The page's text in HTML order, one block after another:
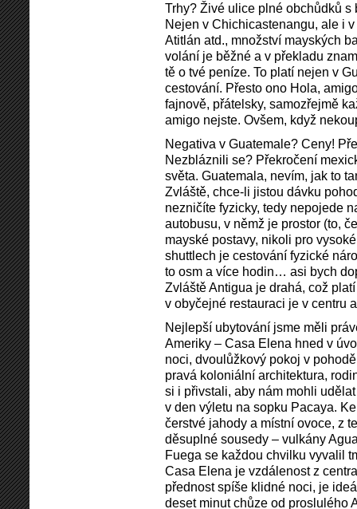
Trhy? Živé ulice plné obchůdků
Nejen v Chichicastenangu, ale i
Atitlán atd., množství mayských
volání je běžné a v překladu
tě o tvé peníze. To platí nejen v
cestování. Přesto ono Hola,
fajnově, přátelsky, samozřejmě
amigo nejste. Ovšem, když
Negativa v Guatemale? Ceny!
Nezbláznili se? Překročení
světa. Guatemala, nevím, jak to
Zvláště, chce-li jistou dávku
nezničíte fyzicky, tedy nepojede
autobusu, v němž je prostor (to,
mayské postavy, nikoli pro
shuttlech je cestování fyzické
to osm a více hodin… asi bych
Zvláště Antigua je drahá, což
v obyčejné restauraci je v centru
Nejlepší ubytování jsme měli
Ameriky – Casa Elena hned v
noci, dvoulůžkový pokoj v
pravá koloniální architektura,
si i přivstali, aby nám mohli
v den výletu na sopku Pacaya.
čerstvé jahody a místní ovoce, z
děsuplné sousedy – vulkány
Fuega se každou chvilku vyvalil
Casa Elena je vzdálenost z
přednost spíše klidné noci, je
deset minut chůze od proslulého